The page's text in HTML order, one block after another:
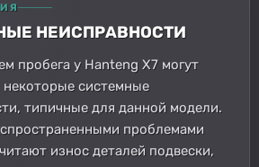
НЕИСПРАВНОСТИ
пробега у Hanteng X7 могут
некоторые системные
типичные для данной модели.
проблемами
износ деталей подвески,